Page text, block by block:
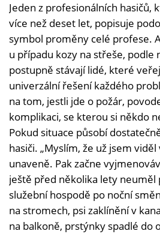
Jeden z profesionálních hasičů,
více než deset let, popisuje
symbol proměny celé profese.
u případu kozy na střeše, podle
postupně stávají lidé, které
univerzální řešení každého
na tom, jestli jde o požár,
komplikaci, se kterou si někdo
Pokud situace působí
hasiči. „Myslím, že už jsem viděl
unaveně. Pak začne
ještě před několika lety neuměl
služební hospodě po noční
na stromech, psi zaklínění v
na balkoně, prstýnky spadlé do